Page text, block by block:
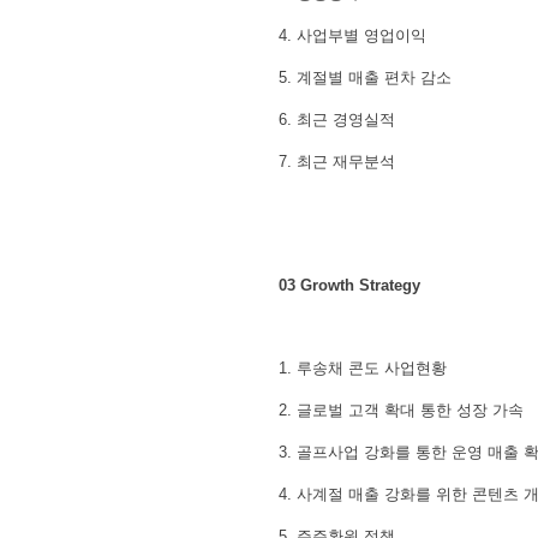
4. 사업부별 영업이익
5. 계절별 매출 편차 감소
6. 최근 경영실적
7. 최근 재무분석
03 Growth Strategy
1. 루송채 콘도 사업현황
2. 글로벌 고객 확대 통한 성장 가속
3. 골프사업 강화를 통한 운영 매출
4. 사계절 매출 강화를 위한 콘텐츠